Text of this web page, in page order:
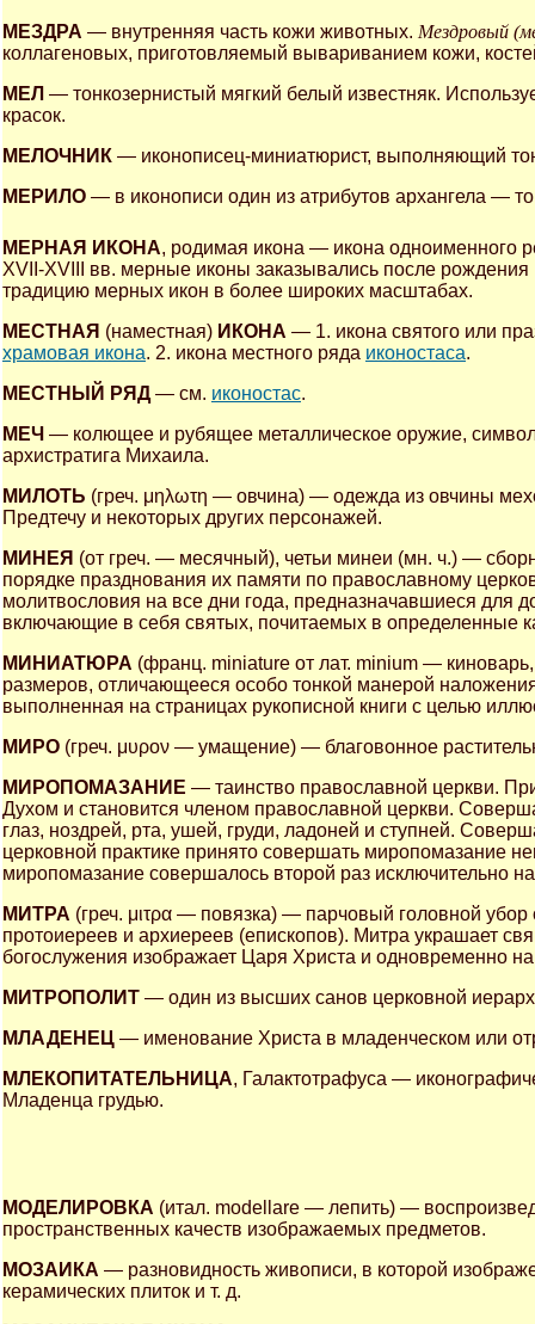
МЕЗДРА — внутренняя часть кожи животных. Мездровый
коллагеновых, приготовляемый вывариванием кожи,
МЕЛ — тонкозернистый мягкий белый известняк.
красок.
МЕЛОЧНИК — иконописец-миниатюрист, выполняющий
МЕРИЛО — в иконописи один из атрибутов архангела —
МЕРНАЯ ИКОНА, родимая икона — икона одноименного
XVII-XVIII вв. мерные иконы заказывались после
традицию мерных икон в более широких масштабах.
МЕСТНАЯ (наместная) ИКОНА — 1. икона святого или
храмовая икона. 2. икона местного ряда иконостаса.
МЕСТНЫЙ РЯД— см. иконостас.
МЕЧ — колющее и рубящее металлическое оружие,
архистратига Михаила.
МИЛОТЬ (греч. μηλωτη — овчина) — одежда из овчины
Предтечу и некоторых других персонажей.
МИНЕЯ (от греч. — месячный), четьи минеи (мн. ч.) —
порядке празднования их памяти по православному
молитвословия на все дни года, предназначавшиеся для
включающие в себя святых, почитаемых в определенные
МИНИАТЮРА (франц. miniature от лат. minium —
размеров, отличающееся особо тонкой манерой
выполненная на страницах рукописной книги с целью
МИРО (греч. μυρον — умащение) — благовонное
МИРОПОМАЗАНИЕ — таинство православной церкви.
Духом и становится членом православной церкви.
глаз, ноздрей, рта, ушей, груди, ладоней и ступней.
церковной практике принято совершать миропомазание
миропомазание совершалось второй раз исключительно
МИТРА (греч. μιτρα — повязка) — парчовый головной
протоиереев и архиереев (епископов). Митра украшает
богослужения изображает Царя Христа и одновременно
МИТРОПОЛИТ — один из высших санов церковной
МЛАДЕНЕЦ — именование Христа в младенческом или
МЛЕКОПИТАТЕЛЬНИЦА, Галактотрафуса —
Младенца грудью.
МОДЕЛИРОВКА (итал. modellare — лепить) —
пространственных качеств изображаемых предметов.
МОЗАИКА — разновидность живописи, в которой
керамических плиток и т. д.